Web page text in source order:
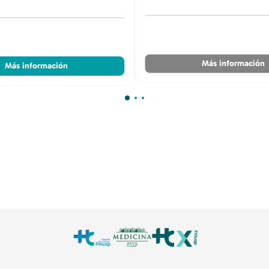
Más información Más información